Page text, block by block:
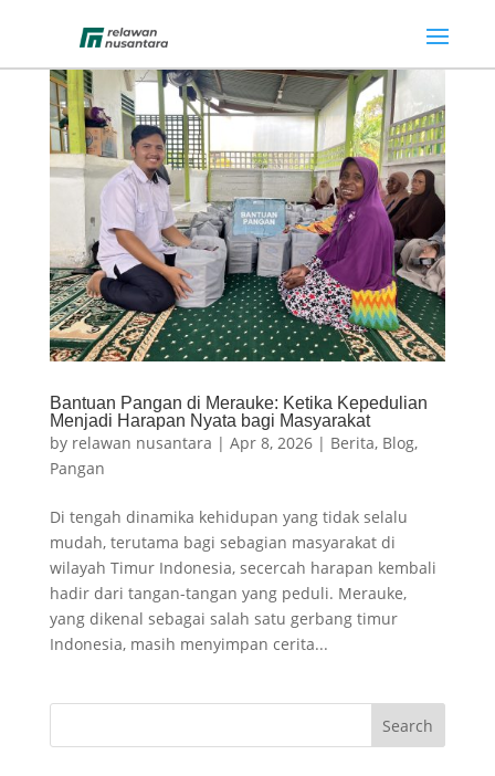
Bantuan Pangan di Merauke: Ketika Kepedulian
Menjadi Harapan Nyata bagi Masyarakat
by relawan nusantara | Apr 8, 2026| Berita, Blog,
Pangan
Di tengah dinamika kehidupan yang tidak selalu
mudah, terutama bagi sebagian masyarakat di
wilayah Timur Indonesia, secercah harapan kembali
hadir dari tangan-tangan yang peduli. Merauke,
yang dikenal sebagai salah satu gerbang timur
Indonesia, masih menyimpan cerita...
Search